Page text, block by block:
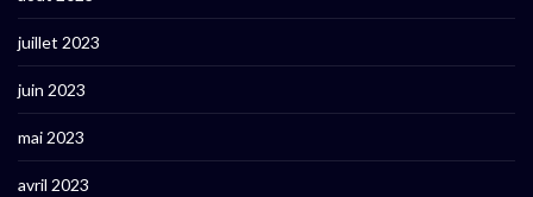
juillet 2023
juin 2023
mai 2023
avril 2023